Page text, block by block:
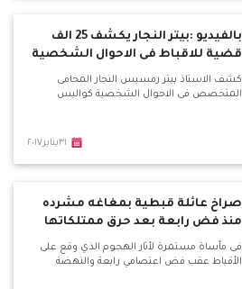
بالفيديو :بيتر النجار يكشف 25 الف
قضية للاقباط فى الاحوال الشخصية
كشف الاستاذ بيتر رمسيس النجار المحامى
المتخصص فى الاحوال الشخصية كواليس
٣١يناير٢٠١٧
صراخ عائلة قبطية بمغاغه مشرده
منذ فض رابعة بعد حرق ممتلكاتها
فى مأساة مستمرة لأثار الهجوم الذي وقع على
الأقباط عقب فض اعتصامي رابعة والنهضة